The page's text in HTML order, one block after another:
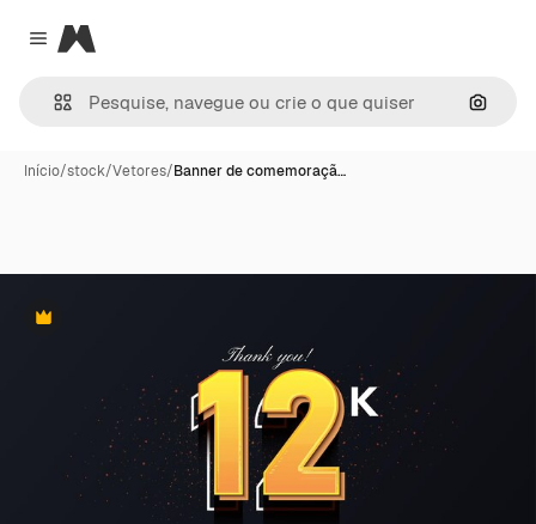
Close menu
Magnific
Início/stock/Vetores/Banner de comemoraçã…
Premium